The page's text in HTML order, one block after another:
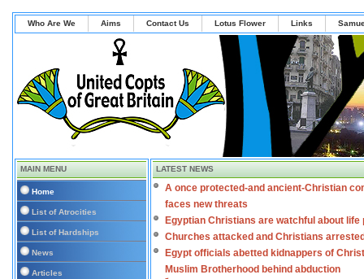
Who Are We Aims Contact Us Lotus Flower Links
MAIN MENU
Home
List of Atrocities
List of Hardships
News
Articles
LATEST NEWS
A once protected-and ancient-Christian
faces new threats
Egyptian Christians are watchful about life
Churches attacked and Christians
Egypt officials abetted kidnappers of
Muslim Brotherhood behind abduction